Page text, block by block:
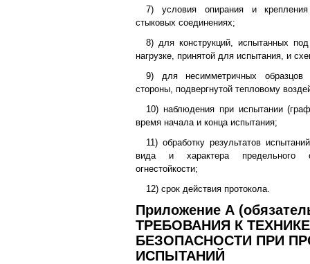
7) условия опирания и
стыковых соединениях;
8) для конструкций, испытанных
нагрузке, принятой для испытания, и
9) для несимметричных образцов
стороны, подвергнутой тепловому
10) наблюдения при испытании
время начала и конца испытания;
11) обработку результатов
вида и характера предельного
огнестойкости;
12) срок действия протокола.
Приложение А
ТРЕБОВАНИЯ К ТЕХНИКЕ
БЕЗОПАСНОСТИ ПРИ
ИСПЫТАНИЙ